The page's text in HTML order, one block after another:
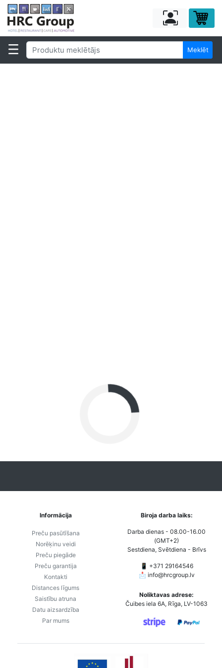
Meklēt
Informācija
Preču pasūtīšana
Norēķinu veidi
Preču piegāde
Preču garantija
Kontakti
Distances līgums
Saistību atruna
Datu aizsardzība
Par mums
Biroja darba laiks:
Darba dienas - 08.00-16.00
(GMT+2)
Sestdiena, Svētdiena - Brīvs
📱 +371 29164546
📩 info@hrcgroup.lv
Noliktavas adrese:
Čuibes iela 6A, Rīga, LV-1063